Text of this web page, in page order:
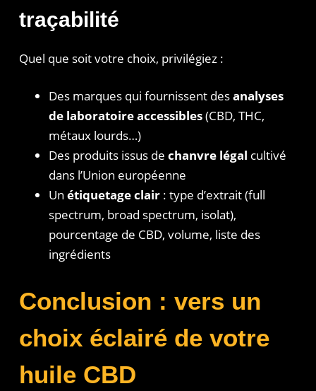
traçabilité
Quel que soit votre choix, privilégiez :
Des marques qui fournissent desanalyses
de laboratoire accessibles(CBD, THC,
métaux lourds…)
Des produits issus dechanvre légal cultivé
dans l’Union européenne
Unétiquetage clair : type d’extrait (full
spectrum, broad spectrum, isolat),
pourcentage de CBD, volume, liste des
ingrédients
Conclusion : vers un
choix éclairé de votre
huile CBD